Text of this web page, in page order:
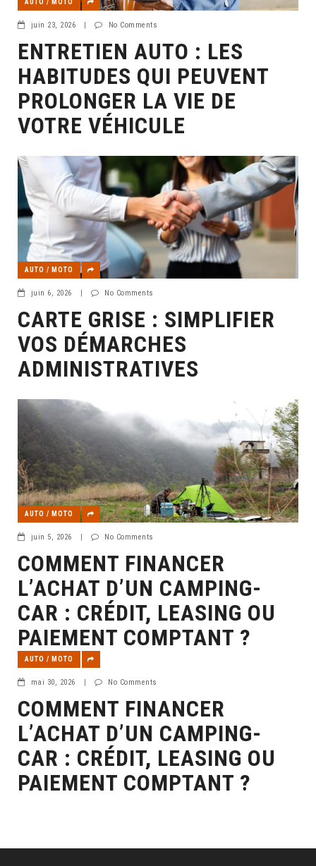
AUTO / MOTO
juin 23, 2026 No Comments
ENTRETIEN AUTO : LES
HABITUDES QUI PEUVENT
PROLONGER LA VIE DE
VOTRE VÉHICULE
AUTO / MOTO
juin 6, 2026 No Comments
CARTE GRISE : SIMPLIFIER
VOS DÉMARCHES
ADMINISTRATIVES
AUTO / MOTO
juin 5, 2026 | No Comments
COMMENT FINANCER
L’ACHAT D’UN CAMPING-
CAR : CRÉDIT, LEASING OU
PAIEMENT COMPTANT ?
AUTO / MOTO
mai 30, 2026 | No Comments
COMMENT FINANCER
L’ACHAT D’UN CAMPING-
CAR : CRÉDIT, LEASING OU
PAIEMENT COMPTANT ?